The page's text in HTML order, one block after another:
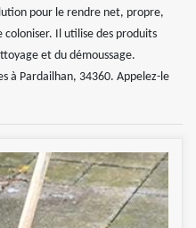
pour le rendre net, propre,
coloniser. Il utilise des produits
et du démoussage.
à Pardailhan, 34360. Appelez-le